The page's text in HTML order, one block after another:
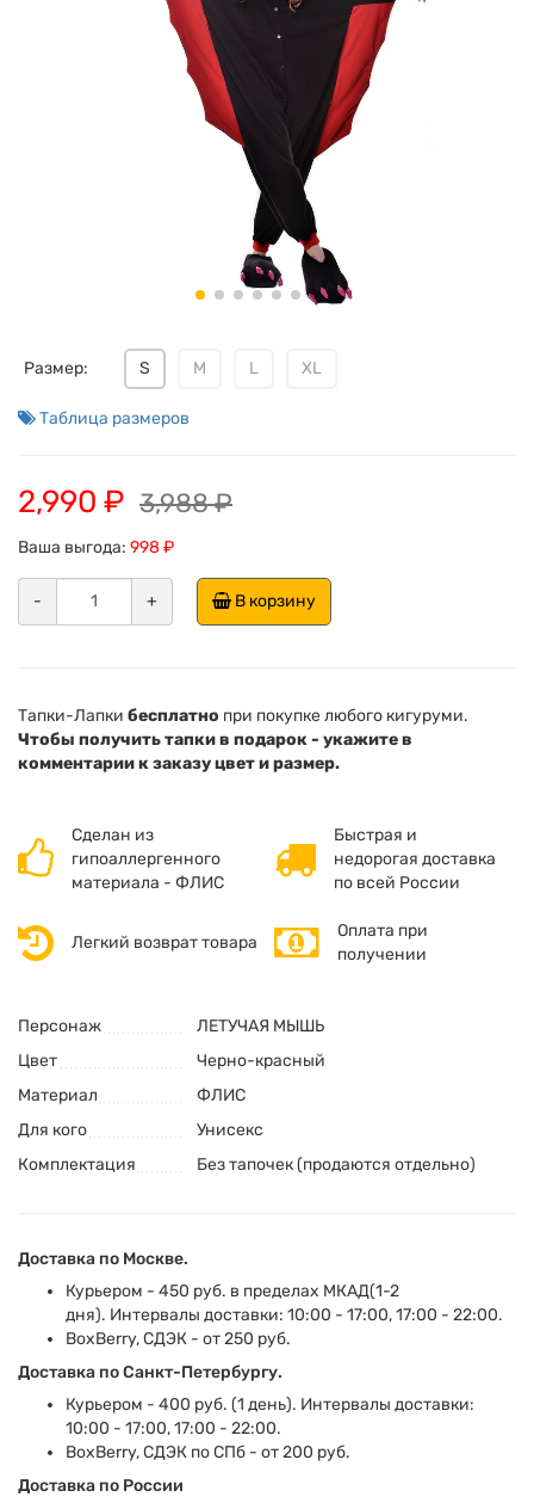
Размер: S M L XL
Таблица размеров
2,990 ₽ 3,988 ₽
Ваша выгода: 998 ₽
- + В корзину
Тапки-Лапки бесплатно при покупке любого кигуруми.
Чтобы получить тапки в подарок - укажите в
комментарии к заказу цвет и размер.
Сделан из
гипоаллергенного
материала - ФЛИС
Быстрая и
недорогая доставка
по всей России
Легкий возврат товара
Оплата при
получении
Персонаж
ЛЕТУЧАЯ МЫШЬ
Цвет
Черно-красный
Материал
ФЛИС
Для кого
Унисекс
Комплектация
Без тапочек (продаются отдельно)
Доставка по Москве.
Курьером - 450 руб. в пределах МКАД(1-2
дня). Интервалы доставки: 10:00 - 17:00, 17:00 - 22:00.
BoxBerry, СДЭК - от 250 руб.
Доставка по Санкт-Петербургу.
Курьером - 400 руб. (1 день). Интервалы доставки:
10:00 - 17:00, 17:00 - 22:00.
BoxBerry, СДЭК по СПб - от 200 руб.
Доставка по России